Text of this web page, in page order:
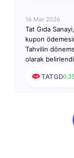
16 Mar 2026
Tat Gıda
kupon
Tahvilin
olarak
TATGD